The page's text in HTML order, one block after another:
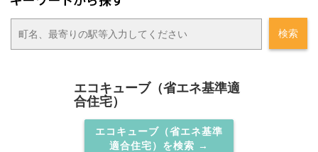
エコキューブ（省エネ基準適
合住宅）
エコキューブ（省エネ基準
適合住宅）を検索 →